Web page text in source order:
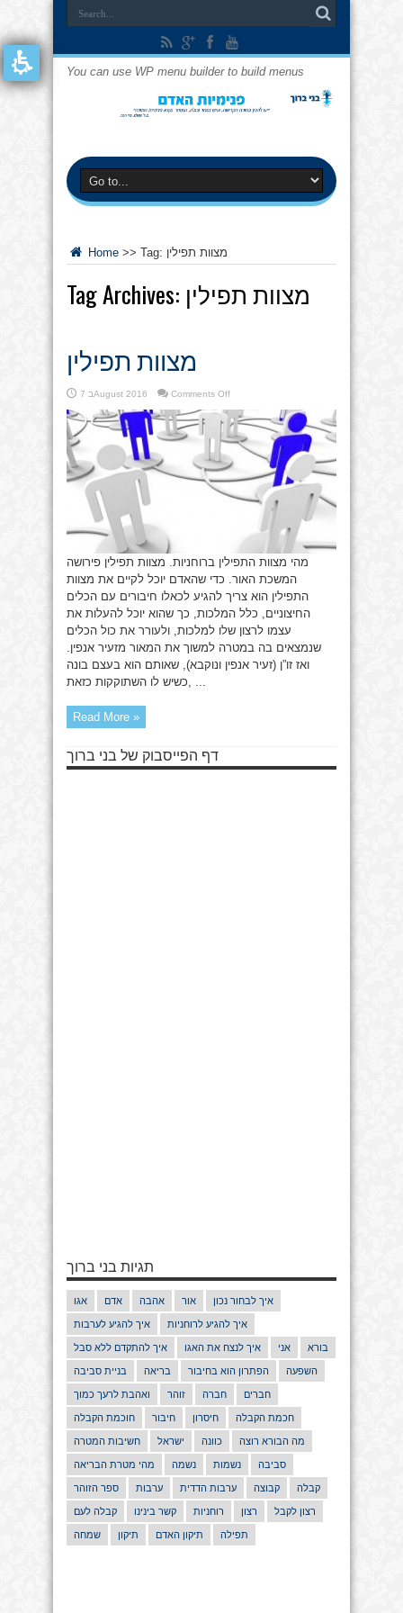
You can use WP menu builder to build menus
Home >> Tag: מצוות תפילין
Tag Archives: מצוות תפילין
מצוות תפילין
7 בAugust 2016 Comments Offon
תפילין
מהי מצוות התפילין ברוחניות. מצוות תפילין פירושה
המשכת האור. כדי שהאדם יוכל לקיים את מצוות
התפילין הוא צריך להגיע לכאלו חיבורים עם הכלים
החיצוניים, כלל המלכות, כך שהוא יוכל להעלות את
עצמו לרצון שלו למלכות, ולעורר את כול הכלים
שנמצאים בה במטרה למשוך את המאור מזעיר אנפין.
ואז זו”ן (זעיר אנפין ונוקבא), שאותם הוא בעצם בונה
כשיש לו השתוקקות כזאת, ...
Read More »
דף הפייסבוק של בני ברוך
תגיות בני ברוך
אגו אדם אהבה אור איך לבחור נכון
איך להגיע לערבות איך להגיע לרוחניות
איך להתקדם ללא סבל איך לנצח את האגו אני בורא
בניית סביבה בריאה הפתרון הוא בחיבור השפעה
ואהבת לרעך כמוך זוהר חברה חברים
חוכמת הקבלה חיבור חיסרון חכמת הקבלה
חשיבות המטרה ישראל כוונה מה הבורא רוצה
מהי מטרת הבריאה נשמה נשמות סביבה
ספר הזוהר ערבות ערבות הדדית קבוצה קבלה
קבלה לעם קשר בינינו רוחניות רצון רצון לקבל
שמחה תיקון תיקון האדם תפילה